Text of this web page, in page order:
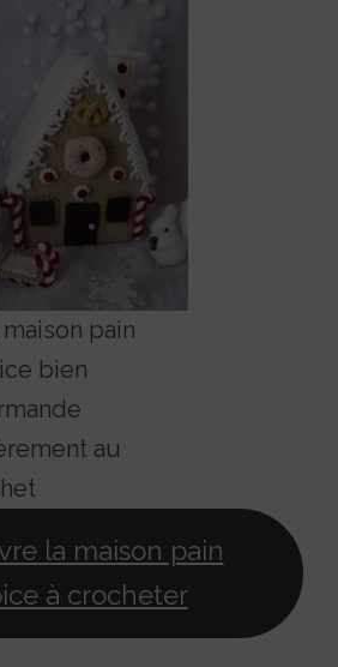
pain
bien
au
la maison pain
à crocheter